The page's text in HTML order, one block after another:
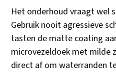
Het onderhoud vraagt wel
Gebruik nooit agressieve
tasten de matte coating
microvezeldoek met milde
direct af om waterranden